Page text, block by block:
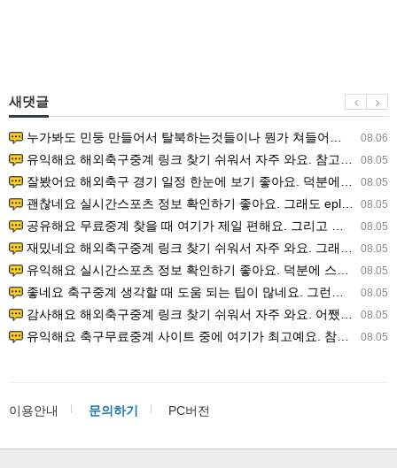
새댓글
08.06
누가봐도 민둥 만들어서 탈북하는것들이나 뭔가 쳐들어오는 낌새를 미리 알아차리기 위함이지 저걸 전쟁준비라고 하…
08.05
유익해요 해외축구중계 링크 찾기 쉬워서 자주 와요. 참고로 무료스포츠중계 정보 확인할 때 출처 꼭 체크해요.…
08.05
잘봤어요 해외축구 경기 일정 한눈에 보기 좋아요. 덕분에 epl중계 볼 때 공식 중계 채널 먼저 찾아봐요. …
08.05
괜찮네요 실시간스포츠 정보 확인하기 좋아요. 그래도 epl중계 볼 때 공식 중계 채널 먼저 찾아봐요. 북마크…
08.05
공유해요 무료중계 찾을 때 여기가 제일 편해요. 그리고 무료스포츠중계 정보 확인할 때 출처 꼭 체크해요. 앞…
08.05
재밌네요 해외축구중계 링크 찾기 쉬워서 자주 와요. 그래서 해외축구중계도 정식 서비스로 봐야 안전해요. 다음…
08.05
유익해요 실시간스포츠 정보 확인하기 좋아요. 덕분에 스포츠중계는 합법적인 경로로만 시청하려 해요. 좋은 정보…
08.05
좋네요 축구중계 생각할 때 도움 되는 팁이 많네요. 그런데 해외축구중계도 정식 서비스로 봐야 안전해요. 다음…
08.05
감사해요 해외축구중계 링크 찾기 쉬워서 자주 와요. 어쨌든 축구무료중계도 합법적인 곳에서 봐야 마음 편해요.…
08.05
유익해요 축구무료중계 사이트 중에 여기가 최고예요. 참고로 축구무료중계도 합법적인 곳에서 봐야 마음 편해요.…
이용안내 문의하기 PC버전